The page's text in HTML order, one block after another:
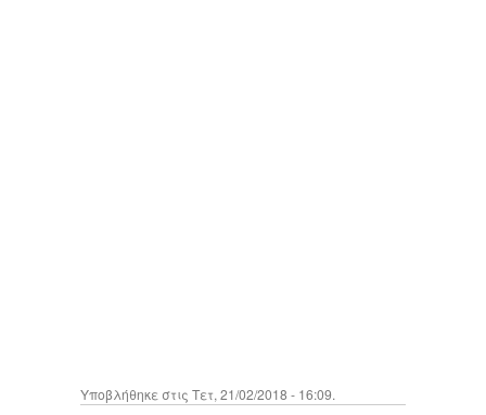
Υποβλήθηκε στις Τετ, 21/02/2018 - 16:09.